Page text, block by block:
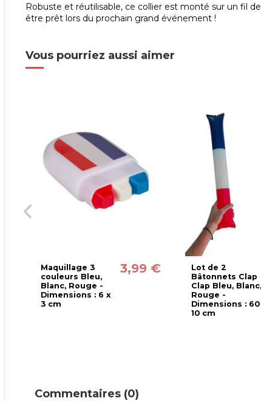
Robuste et réutilisable, ce collier est monté sur un fil
être prêt lors du prochain grand événement !
Vous pourriez aussi aimer
Maquillage 3
couleurs Bleu,
Blanc, Rouge -
Dimensions : 6 x
3 cm
3,99 €
Lot de 2
Bâtonnets Clap
Clap Bleu, Blanc,
Rouge -
Dimensions : 60
10 cm
Commentaires (0)